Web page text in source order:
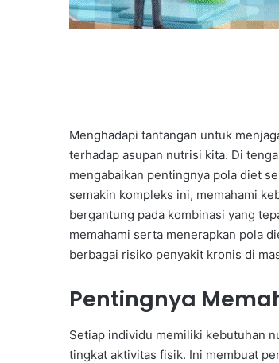
Menghadapi tantangan untuk
terhadap asupan nutrisi kita. Di
mengabaikan pentingnya pola diet
semakin kompleks ini, memahami
bergantung pada kombinasi yang
memahami serta menerapkan pola
berbagai risiko penyakit kronis di
Pentingnya
Setiap individu memiliki kebutuhan
tingkat aktivitas fisik. Ini membuat